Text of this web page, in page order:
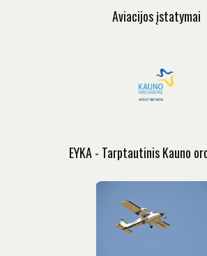
Aviacijos įstatymai
EYKA - Tarptautinis Kauno